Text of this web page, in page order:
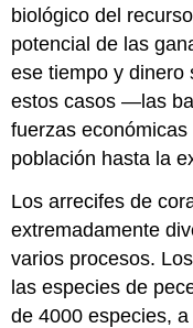
biológico del
potencial de las
ese tiempo y dinero
estos casos —las
fuerzas
población hasta la
Los arrecifes de
extremadamente
varios procesos.
las especies de
de 4000 especies,